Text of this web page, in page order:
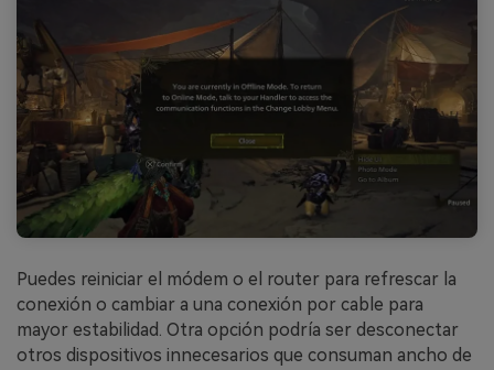
Puedes reiniciar el módem o el router para refrescar la
conexión o cambiar a una conexión por cable para
mayor estabilidad. Otra opción podría ser desconectar
otros dispositivos innecesarios que consuman ancho de